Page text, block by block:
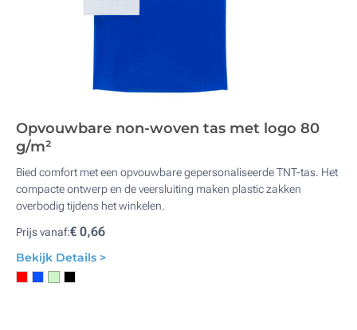
Opvouwbare non-woven tas met logo 80
g/m²
Bied comfort met een opvouwbare gepersonaliseerde TNT-tas. Het
compacte ontwerp en de veersluiting maken plastic zakken
overbodig tijdens het winkelen.
Prijs vanaf:€ 0,66
Bekijk Details >